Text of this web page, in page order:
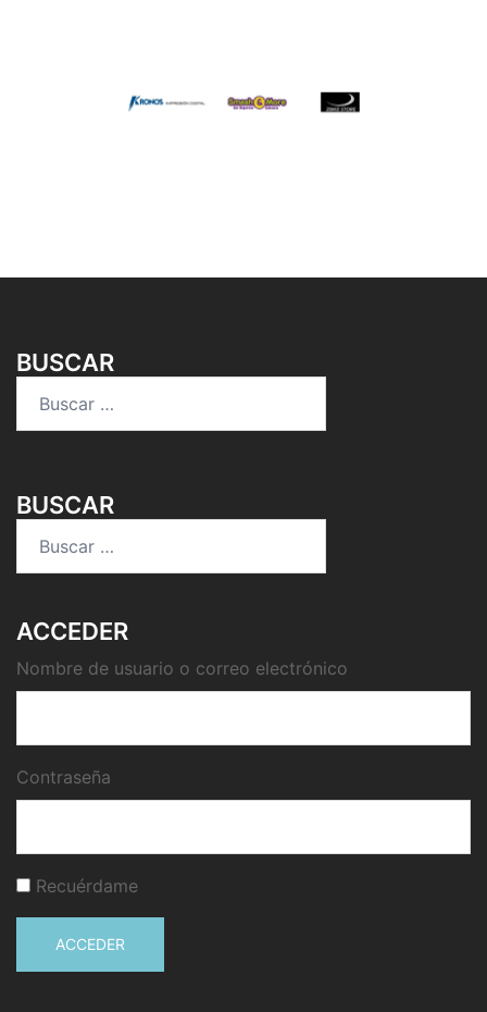
BUSCAR
BUSCAR
ACCEDER
Nombre de usuario o correo electrónico
Contraseña
Recuérdame
ACCEDER